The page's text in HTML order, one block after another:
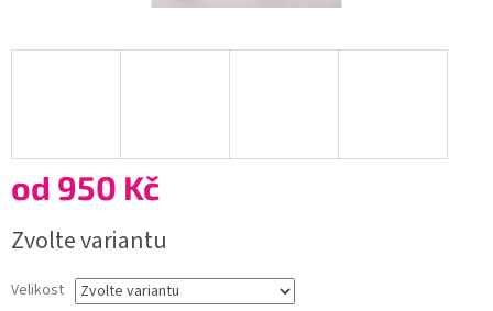
od 950 Kč
cena:
Zvolte variantu
Velikost